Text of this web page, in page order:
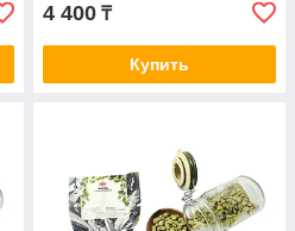
4 400 ₸
Купить